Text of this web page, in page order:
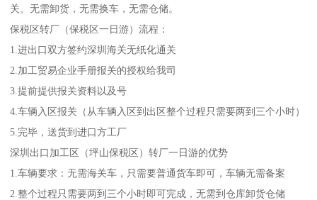
关。无需卸货，无需换车，无需仓储。
保税区转厂（保税区一日游）流程：
1.进出口双方签约深圳海关无纸化通关
2.加工贸易企业手册报关的授权给我司
3.提前提供报关资料以及号
4.车辆入区报关（从车辆入区到出区整个过程只需要两到三个小时）
5.完毕，送货到进口方工厂
深圳出口加工区（坪山保税区）转厂一日游的优势
1.车辆要求：无需海关车，只需要普通货车即可，车辆无需备案
2.整个过程只需要两到三个小时即可完成，无需到仓库卸货仓储